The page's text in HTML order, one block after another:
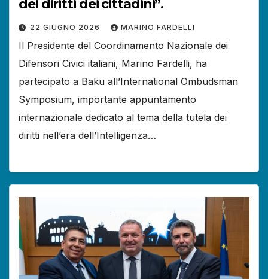
dei diritti dei cittadini”.
22 GIUGNO 2026 MARINO FARDELLI
Il Presidente del Coordinamento Nazionale dei
Difensori Civici italiani, Marino Fardelli, ha
partecipato a Baku all’International Ombudsman
Symposium, importante appuntamento
internazionale dedicato al tema della tutela dei
diritti nell’era dell’Intelligenza…